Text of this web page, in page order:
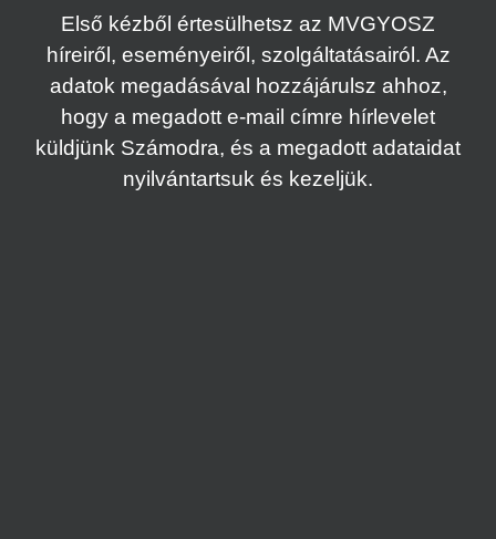
Első kézből értesülhetsz az MVGYOSZ
híreiről, eseményeiről, szolgáltatásairól. Az
adatok megadásával hozzájárulsz ahhoz,
hogy a megadott e-mail címre hírlevelet
küldjünk Számodra, és a megadott adataidat
nyilvántartsuk és kezeljük.